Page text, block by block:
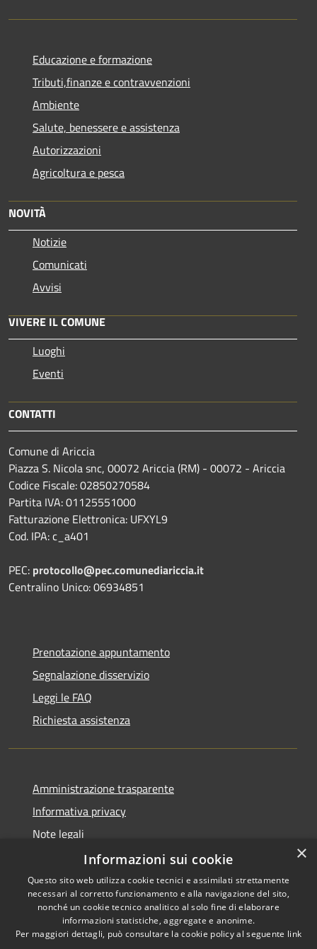
Educazione e formazione
Tributi,finanze e contravvenzioni
Ambiente
Salute, benessere e assistenza
Autorizzazioni
Agricoltura e pesca
NOVITÀ
Notizie
Comunicati
Avvisi
VIVERE IL COMUNE
Luoghi
Eventi
CONTATTI
Comune di Ariccia
Piazza S. Nicola snc, 00072 Ariccia (RM) - 00072 - Ariccia
Codice Fiscale: 02850270584
Partita IVA: 01125551000
Fatturazione Elettronica: UFXYL9
Cod. IPA: c_a401
PEC: protocollo@pec.comunediariccia.it
Centralino Unico: 06934851
Prenotazione appuntamento
Segnalazione disservizio
Leggi le FAQ
Richiesta assistenza
Amministrazione trasparente
Informativa privacy
Note legali
Dichiarazione di accessibilità
RSS
Accessibilità
Copyright © 2026 • Comune di
×
Informazioni sui cookie
Questo sito web utilizza cookie tecnici e assimilati strettamente
necessari al corretto funzionamento e alla navigazione del sito,
nonché un cookie tecnico analitico al solo fine di elaborare
informazioni statistiche, aggregate e anonime.
Per maggiori dettagli, può consultare la cookie policy al seguente link